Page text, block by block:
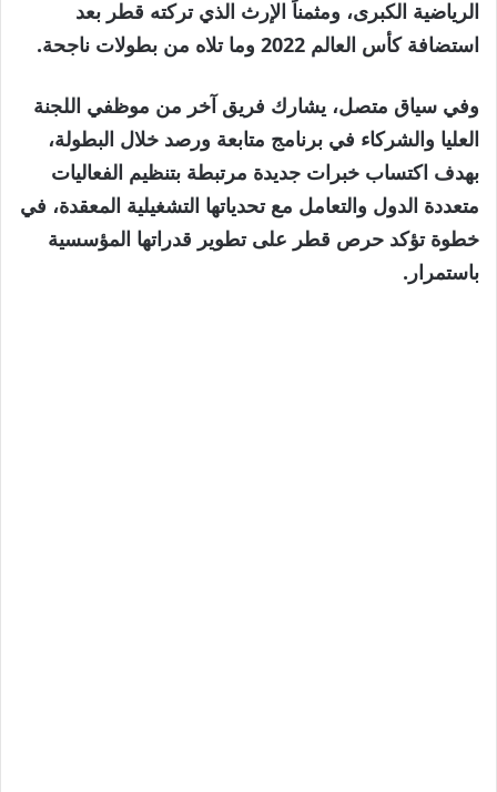
الرياضية الكبرى، ومثمناً الإرث الذي تركته قطر بعد
استضافة كأس العالم 2022 وما تلاه من بطولات ناجحة.
وفي سياق متصل، يشارك فريق آخر من موظفي اللجنة
العليا والشركاء في برنامج متابعة ورصد خلال البطولة،
بهدف اكتساب خبرات جديدة مرتبطة بتنظيم الفعاليات
متعددة الدول والتعامل مع تحدياتها التشغيلية المعقدة، في
خطوة تؤكد حرص قطر على تطوير قدراتها المؤسسية
باستمرار.